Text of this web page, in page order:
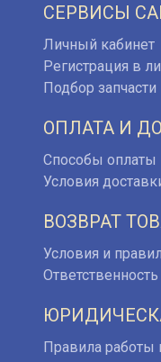
СЕРВИСЫ
Личный кабинет
Регистрация в
Подбор запчасти
ОПЛАТА И
Способы оплаты
Условия
ВОЗВРАТ
Условия и
Правила работы